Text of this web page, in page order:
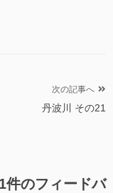
次の記事へ
丹波川 その21
件のフィードバ